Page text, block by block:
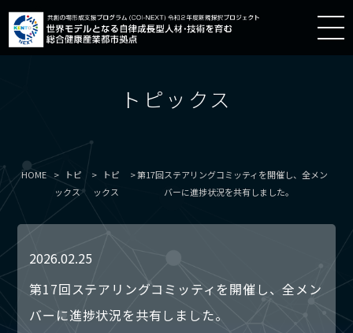
トピックス
HOME
トピ
ックス
トピ
ックス
第17回ステアリングコミッティを開催し、全メン
バーに進捗状況を共有しました。
2026.02.25
第17回ステアリングコミッティを開催し、全メン
バーに進捗状況を共有しました。